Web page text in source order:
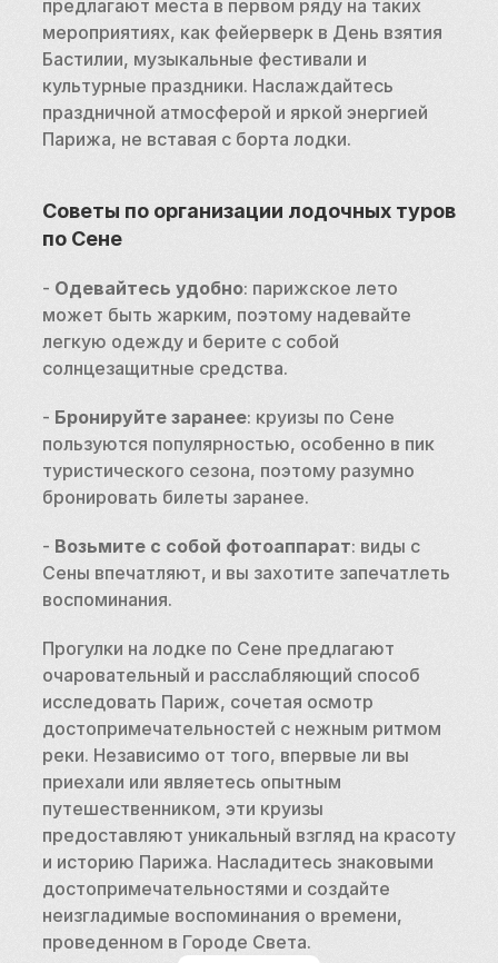
предлагают места в первом ряду на таких
мероприятиях, как фейерверк в День взятия
Бастилии, музыкальные фестивали и
культурные праздники. Наслаждайтесь
праздничной атмосферой и яркой энергией
Парижа, не вставая с борта лодки.
Советы по организации лодочных туров
по Сене
- Одевайтесь удобно: парижское лето
может быть жарким, поэтому надевайте
легкую одежду и берите с собой
солнцезащитные средства.
- Бронируйте заранее: круизы по Сене
пользуются популярностью, особенно в пик
туристического сезона, поэтому разумно
бронировать билеты заранее.
- Возьмите с собой фотоаппарат: виды с
Сены впечатляют, и вы захотите запечатлеть
воспоминания.
Прогулки на лодке по Сене предлагают
очаровательный и расслабляющий способ
исследовать Париж, сочетая осмотр
достопримечательностей с нежным ритмом
реки. Независимо от того, впервые ли вы
приехали или являетесь опытным
путешественником, эти круизы
предоставляют уникальный взгляд на красоту
и историю Парижа. Насладитесь знаковыми
достопримечательностями и создайте
неизгладимые воспоминания о времени,
проведенном в Городе Света.